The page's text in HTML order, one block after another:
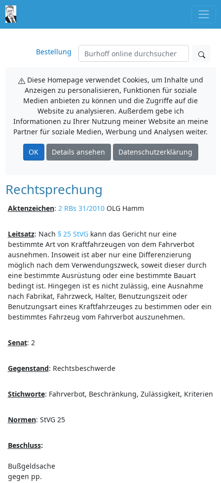
Bestellung
Diese Homepage verwendet Cookies, um Inhalte und
Anzeigen zu personalisieren, Funktionen für soziale
Medien anbieten zu können und die Zugriffe auf die
Website zu analysieren. Außerdem gebe ich
Informationen zu Ihrer Nutzung meiner Website an meine
Partner für soziale Medien, Werbung und Analysen weiter.
OK Details ansehen Datenschutzerklärung
Rechtsprechung
Aktenzeichen: 2 RBs 31/2010OLG Hamm
Leitsatz: Nach § 25 StVGkann das Gericht nur eine
bestimmte Art von Kraftfahrzeugen von dem Fahrverbot
ausnehmen. Insoweit ist aber nur eine Differenzierung
möglich nach dem Verwendungszweck, soweit dieser durch
eine bestimmte Ausrüstung oder eine bestimmte Bauart
bedingt ist. Hingegen ist es nicht zulässig, eine Ausnahme
nach Fabrikat, Fahrzweck, Halter, Benutzungszeit oder
Benutzungsart eines Kraftfahrzeuges zu bestimmen oder ein
bestimmtes Fahrzeug vom Fahrverbot auszunehmen.
Senat: 2
Gegenstand: Rechtsbeschwerde
Stichworte: Fahrverbot, Beschränkung, Zulässigkeit, Kriterien
Normen: StVG 25
Beschluss:
Bußgeldsache
gegen pp.